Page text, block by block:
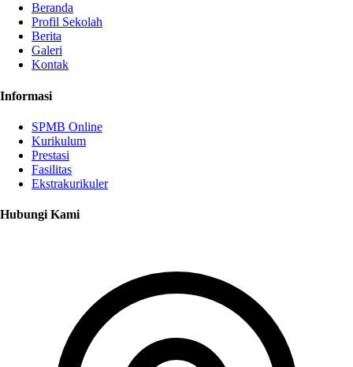
Beranda
Profil Sekolah
Berita
Galeri
Kontak
Informasi
SPMB Online
Kurikulum
Prestasi
Fasilitas
Ekstrakurikuler
Hubungi Kami